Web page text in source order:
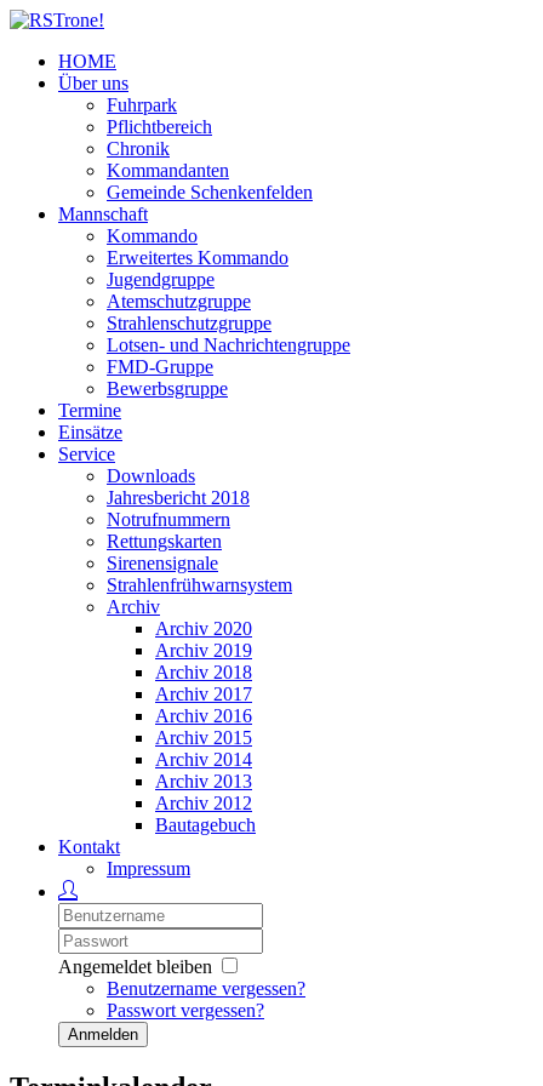
HOME
Über uns
Fuhrpark
Pflichtbereich
Chronik
Kommandanten
Gemeinde Schenkenfelden
Mannschaft
Kommando
Erweitertes Kommando
Jugendgruppe
Atemschutzgruppe
Strahlenschutzgruppe
Lotsen- und Nachrichtengruppe
FMD-Gruppe
Bewerbsgruppe
Termine
Einsätze
Service
Downloads
Jahresbericht 2018
Notrufnummern
Rettungskarten
Sirenensignale
Strahlenfrühwarnsystem
Archiv
Archiv 2020
Archiv 2019
Archiv 2018
Archiv 2017
Archiv 2016
Archiv 2015
Archiv 2014
Archiv 2013
Archiv 2012
Bautagebuch
Kontakt
Impressum
Angemeldet bleiben
Benutzername vergessen?
Passwort vergessen?
Anmelden